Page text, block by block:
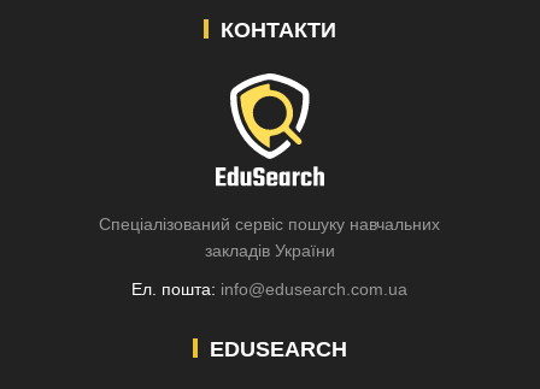
КОНТАКТИ
Спеціалізований сервіс пошуку навчальних
закладів України
Ел. пошта: info@edusearch.com.ua
EDUSEARCH